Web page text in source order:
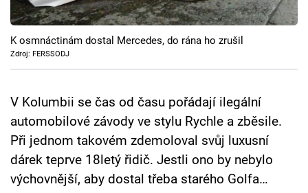
Cool Esport
Pořady
Sledujte prima+
Přihlášení
K osmnáctinám dostal Mercedes, do rána ho zrušil
Zdroj: FERSSODJ
V Kolumbii se čas od času pořádají ilegální
automobilové závody ve stylu Rychle a zběsile.
Při jednom takovém zdemoloval svůj luxusní
dárek teprve 18letý řidič. Jestli ono by nebylo
výchovnější, aby dostal třeba starého Golfa…